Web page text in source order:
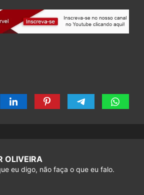
OLIVEIRA
eu digo, não faça o que eu falo.